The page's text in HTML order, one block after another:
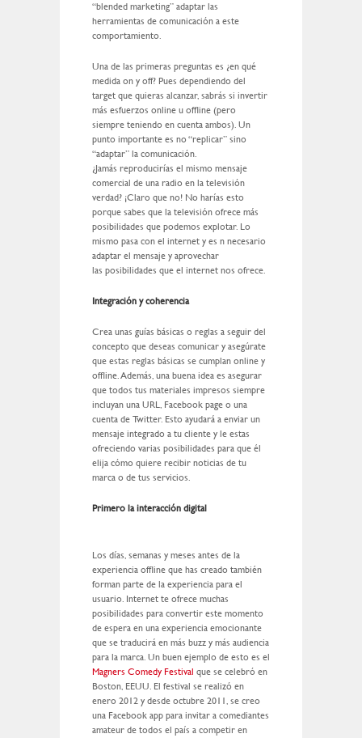
“blended marketing” adaptar las
herramientas de comunicación a este
comportamiento.
Una de las primeras preguntas es ¿en qué
medida on y off? Pues dependiendo del
target que quieras alcanzar, sabrás si invertir
más esfuerzos online u offline (pero
siempre teniendo en cuenta ambos). Un
punto importante es no “replicar” sino
“adaptar” la comunicación.
¿Jamás reproducirías el mismo mensaje
comercial de una radio en la televisión
verdad? ¡Claro que no! No harías esto
porque sabes que la televisión ofrece más
posibilidades que podemos explotar. Lo
mismo pasa con el internet y es n necesario
adaptar el mensaje y aprovechar
las posibilidades que el internet nos ofrece.
Integración y coherencia
Crea unas guías básicas o reglas a seguir del
concepto que deseas comunicar y asegúrate
que estas reglas básicas se cumplan online y
offline. Además, una buena idea es asegurar
que todos tus materiales impresos siempre
incluyan una URL, Facebook page o una
cuenta de Twitter. Esto ayudará a enviar un
mensaje integrado a tu cliente y le estas
ofreciendo varias posibilidades para que él
elija cómo quiere recibir noticias de tu
marca o de tus servicios.
Primero la interacción digital
Los días, semanas y meses antes de la
experiencia offline que has creado también
forman parte de la experiencia para el
usuario. Internet te ofrece muchas
posibilidades para convertir este momento
de espera en una experiencia emocionante
que se traducirá en más buzz y más audiencia
para la marca. Un buen ejemplo de esto es el
Magners Comedy Festival que se celebró en
Boston, EEUU. El festival se realizó en
enero 2012 y desde octubre 2011, se creo
una Facebook app para invitar a comediantes
amateur de todos el país a competir en